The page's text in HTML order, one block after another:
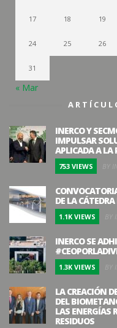
17 18 19
24 25 26
31
« Mar
INERCO Y
IMPULSAR
APLICADA A LA
753 VIEWS BY
DE LA
1.1K VIEWS BY
INERCO SE
1.3K VIEWS BY
LA CREACIÓN
DEL
LAS ENERGÍAS
RESIDUOS